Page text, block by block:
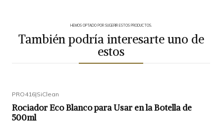
HEMOS OPTADO POR SUGERIR ESTOS PRODUCTOS.
También podría interesarte uno de
estos
PRO416|SiClean
Rociador Eco Blanco para Usar en la Botella de
500ml